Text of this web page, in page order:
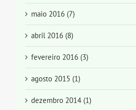
maio 2016 (7)
abril 2016 (8)
fevereiro 2016 (3)
agosto 2015 (1)
dezembro 2014 (1)